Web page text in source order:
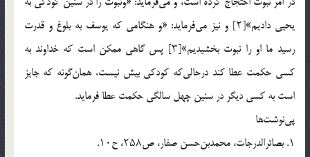
یحیی دادیم»[۲] و نیز می‌فرماید: «و هنگامی که یوسف به بلوغ و قدرت
رسید ما او را نبوت بخشیدیم»[۳] پس گاهی ممکن است که خداوند به
کسی حکمت عطا کند درحالی‌که کودکی بیش نیست، همان‌گونه که جایز
است به کسی دیگر در سنین چهل سالگی حکمت عطا فرماید.
پی‌نوشت‌ها
۱. بصائر‌الدرجات، محمدبن‌حسن صفار، ص۲۵۸، ح۱۰.